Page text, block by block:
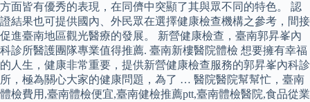
方面皆有優秀的表現，在同儕中突顯了其與眾不同的特色。 認
證結果也可提供國內、外民眾在選擇健康檢查機構之參考，間接
促進臺南地區觀光醫療的發展。 新營健康檢查，臺南郭昇峯內
科診所醫護團隊專業值得推薦. 臺南新樓醫院體檢 想要擁有幸福
的人生，健康非常重要，提供新營健康檢查服務的郭昇峯內科診
所，極為關心大家的健康問題，為了 … 醫院醫院幫幫忙，臺南
體檢費用,臺南體檢便宜,臺南健檢推薦ptt,臺南體檢醫院,食品從業